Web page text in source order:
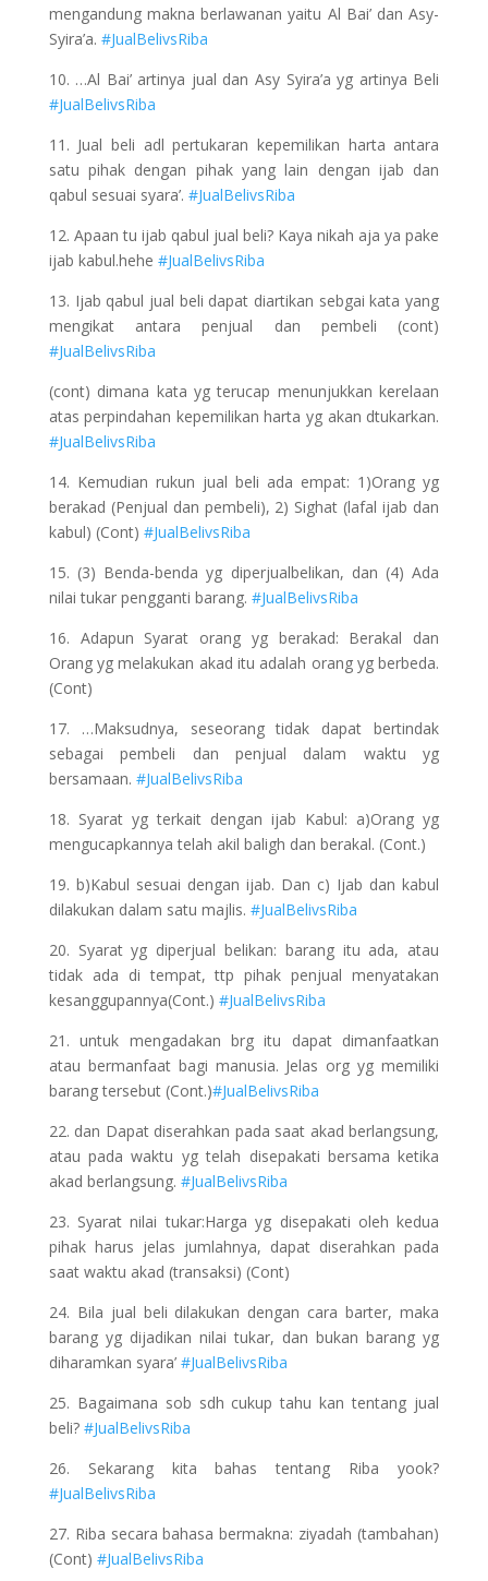
mengandung makna berlawanan yaitu Al Bai’ dan Asy-
Syira’a. #JualBelivsRiba
10. …Al Bai’ artinya jual dan Asy Syira’a yg artinya Beli
#JualBelivsRiba
11. Jual beli adl pertukaran kepemilikan harta antara
satu pihak dengan pihak yang lain dengan ijab dan
qabul sesuai syara’. #JualBelivsRiba
12. Apaan tu ijab qabul jual beli? Kaya nikah aja ya pake
ijab kabul.hehe #JualBelivsRiba
13. Ijab qabul jual beli dapat diartikan sebgai kata yang
mengikat antara penjual dan pembeli (cont)
#JualBelivsRiba
(cont) dimana kata yg terucap menunjukkan kerelaan
atas perpindahan kepemilikan harta yg akan dtukarkan.
#JualBelivsRiba
14. Kemudian rukun jual beli ada empat: 1)Orang yg
berakad (Penjual dan pembeli), 2) Sighat (lafal ijab dan
kabul) (Cont) #JualBelivsRiba
15. (3) Benda-benda yg diperjualbelikan, dan (4) Ada
nilai tukar pengganti barang. #JualBelivsRiba
16. Adapun Syarat orang yg berakad: Berakal dan
Orang yg melakukan akad itu adalah orang yg berbeda.
(Cont)
17. …Maksudnya, seseorang tidak dapat bertindak
sebagai pembeli dan penjual dalam waktu yg
bersamaan. #JualBelivsRiba
18. Syarat yg terkait dengan ijab Kabul: a)Orang yg
mengucapkannya telah akil baligh dan berakal. (Cont.)
19. b)Kabul sesuai dengan ijab. Dan c) Ijab dan kabul
dilakukan dalam satu majlis. #JualBelivsRiba
20. Syarat yg diperjual belikan: barang itu ada, atau
tidak ada di tempat, ttp pihak penjual menyatakan
kesanggupannya(Cont.) #JualBelivsRiba
21. untuk mengadakan brg itu dapat dimanfaatkan
atau bermanfaat bagi manusia. Jelas org yg memiliki
barang tersebut (Cont.)#JualBelivsRiba
22. dan Dapat diserahkan pada saat akad berlangsung,
atau pada waktu yg telah disepakati bersama ketika
akad berlangsung. #JualBelivsRiba
23. Syarat nilai tukar:Harga yg disepakati oleh kedua
pihak harus jelas jumlahnya, dapat diserahkan pada
saat waktu akad (transaksi) (Cont)
24. Bila jual beli dilakukan dengan cara barter, maka
barang yg dijadikan nilai tukar, dan bukan barang yg
diharamkan syara’ #JualBelivsRiba
25. Bagaimana sob sdh cukup tahu kan tentang jual
beli? #JualBelivsRiba
26. Sekarang kita bahas tentang Riba yook?
#JualBelivsRiba
27. Riba secara bahasa bermakna: ziyadah (tambahan)
(Cont) #JualBelivsRiba